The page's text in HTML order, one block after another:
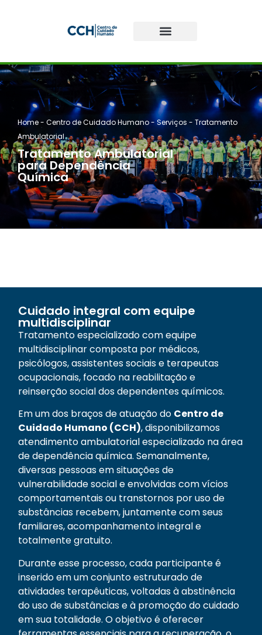
Home- Centro de Cuidado Humano-Serviços - Tratamento
Ambulatorial
Tratamento Ambulatorial
para Dependência
Química
Cuidado integral com equipe
multidisciplinar
Tratamento especializado com equipe
multidisciplinar composta por médicos,
psicólogos, assistentes sociais e terapeutas
ocupacionais, focado na reabilitação e
reinserção social dos dependentes químicos.
Em um dos braços de atuação do Centro de
Cuidado Humano (CCH), disponibilizamos
atendimento ambulatorial especializado na área
de dependência química. Semanalmente,
diversas pessoas em situações de
vulnerabilidade social e envolvidas com vícios
comportamentais ou transtornos por uso de
substâncias recebem, juntamente com seus
familiares, acompanhamento integral e
totalmente gratuito.
Durante esse processo, cada participante é
inserido em um conjunto estruturado de
atividades terapêuticas, voltadas à abstinência
do uso de substâncias e à promoção do cuidado
em sua totalidade. O objetivo é oferecer